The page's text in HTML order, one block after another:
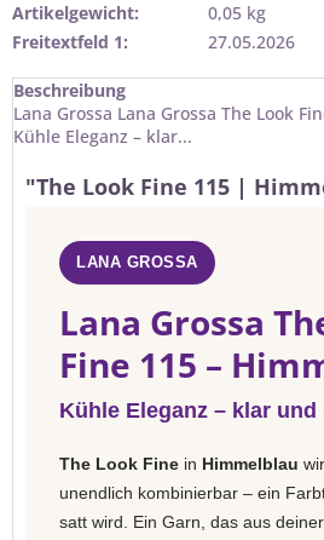
Artikelgewicht:
0,05 kg
Freitextfeld 1:
27.05.2026
Beschreibung
Lana Grossa Lana Grossa The Look
Kühle Eleganz – klar...
"The Look Fine 115 |
LANA GROSSA
Lana Grossa
Fine 115 –
Kühle Eleganz – klar
The Look Fine in Himmelblau
unendlich kombinierbar – ein
satt wird. Ein Garn, das aus